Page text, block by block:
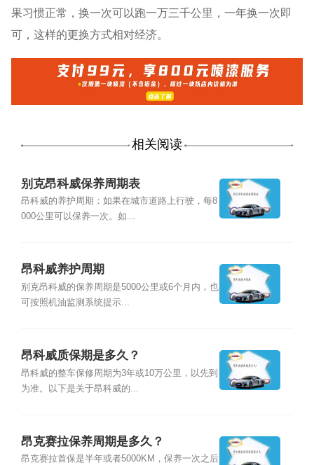
果习惯正常，换一次可以跑一万三千公里，一年换一次即
可，这样的更换方式相对经济。
相关阅读
别克昂科威保养周期表
昂科威的养护周期：如果在城市道路上行驶，每8
000公里可以保养一次。如...
昂科威养护周期
别克昂科威的保养周期是5000公里或6个月内，也
可按照机油监测系统提示...
昂科威质保期是多久？
昂科威的整车保修周期为3年或10万公里，以先到
为准。以下是关于昂科威的...
昂克赛拉保养周期是多久？
昂克赛拉首保是半年或者5000KM，保养一次之后